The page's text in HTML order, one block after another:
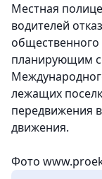
Местная
водителей
общественного
планирующим
лежащих
передвижения
движения.
Фото